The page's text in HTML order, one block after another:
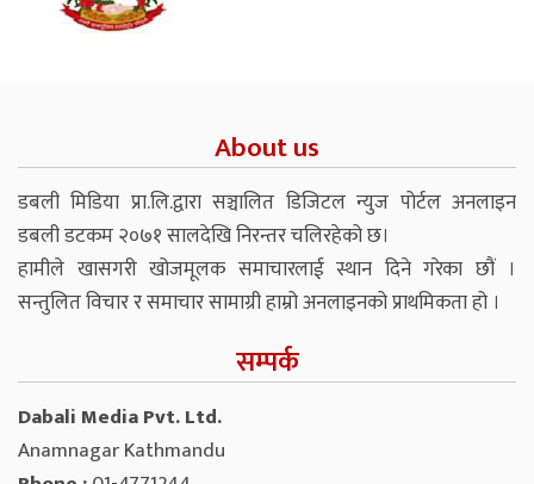
About us
डबली मिडिया प्रा.लि.द्वारा सञ्चालित डिजिटल न्युज पोर्टल अनलाइन
डबली डटकम २०७१ सालदेखि निरन्तर चलिरहेको छ।
हामीले खासगरी खोजमूलक समाचारलाई स्थान दिने गरेका छौं ।
सन्तुलित विचार र समाचार सामाग्री हाम्रो अनलाइनको प्राथमिकता हो ।
सम्पर्क
Dabali Media Pvt. Ltd.
Anamnagar Kathmandu